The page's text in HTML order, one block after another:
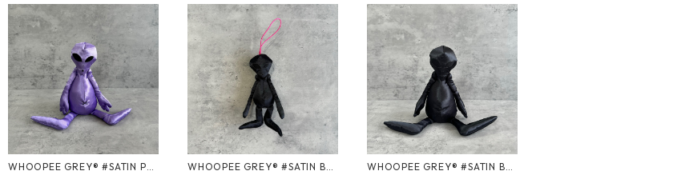
WHOOPEE GREY® #SATIN PU
WHOOPEE GREY® #SATIN BLA
WHOOPEE GREY® #SATIN BLA